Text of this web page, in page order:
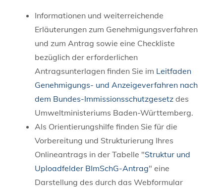
Informationen und weiterreichende
Erläuterungen zum Genehmigungsverfahren
und zum Antrag sowie eine Checkliste
bezüglich der erforderlichen
Antragsunterlagen finden Sie im Leitfaden
Genehmigungs- und Anzeigeverfahren nach
dem Bundes-Immissionsschutzgesetz des
Umweltministeriums Baden-Württemberg.
Als Orientierungshilfe finden Sie für die
Vorbereitung und Strukturierung Ihres
Onlineantrags in der Tabelle "Struktur und
Uploadfelder BImSchG-Antrag" eine
Darstellung des durch das Webformular